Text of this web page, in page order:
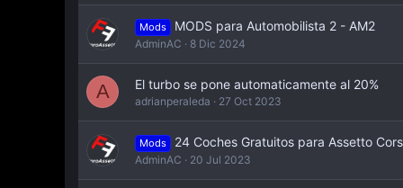
Mods MODS para Automobilista 2 - AM2
AdminAC 8 Dic 2024
A El turbo se pone automaticamente al 20%
adrianperaleda 27 Oct 2023
Mods 24 Coches Gratuitos para Assetto
AdminAC 20 Jul 2023